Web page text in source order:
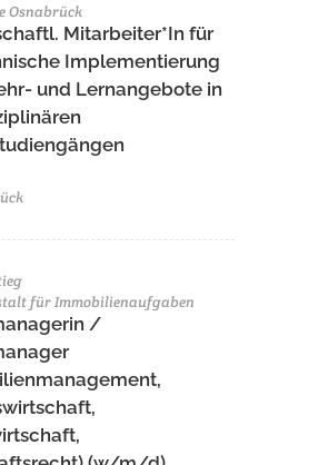
Osnabrück
Mitarbeiter*In für
Implementierung
und Lernangebote in
für Immobilienaufgaben
/